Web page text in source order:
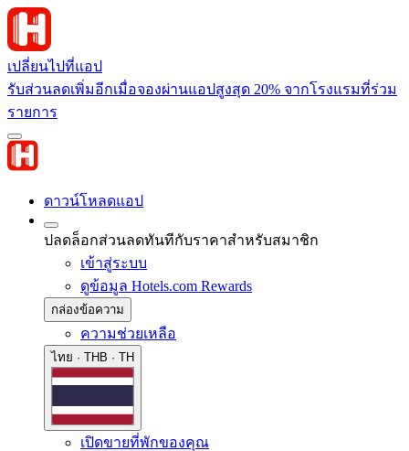
เปลี่ยนไปที่แอป
รับส่วนลดเพิ่มอีกเมื่อจองผ่านแอปสูงสุด 20% จากโรงแรมที่ร่วม
รายการ
ดาวน์โหลดแอป
ปลดล็อกส่วนลดทันทีกับราคาสำหรับสมาชิก
เข้าสู่ระบบ
ดูข้อมูล Hotels.com Rewards
กล่องข้อความ
ความช่วยเหลือ
ไทย · THB · TH
เปิดขายที่พักของคุณ